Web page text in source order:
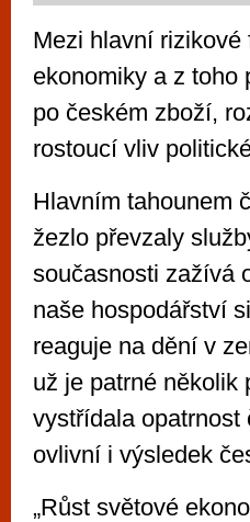
Mezi hlavní
ekonomiky a z toho
po českém zboží,
rostoucí vliv
Hlavním tahounem
žezlo převzaly
současnosti zažívá
naše hospodářství
reaguje na dění v
už je patrné několik
vystřídala opatrnost
ovlivní i výsledek
„Růst světové